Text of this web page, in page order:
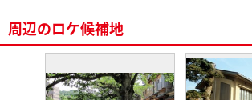
周辺のロケ候補地